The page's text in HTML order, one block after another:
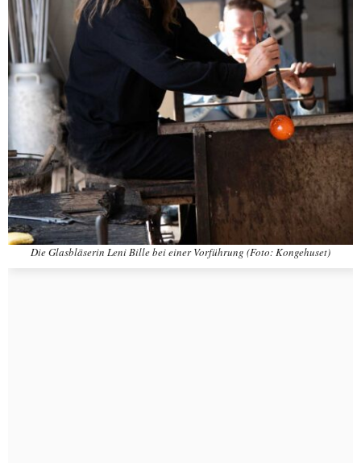
Die Glasbläserin Leni Bille bei einer Vorführung (Foto: Kongehuset)